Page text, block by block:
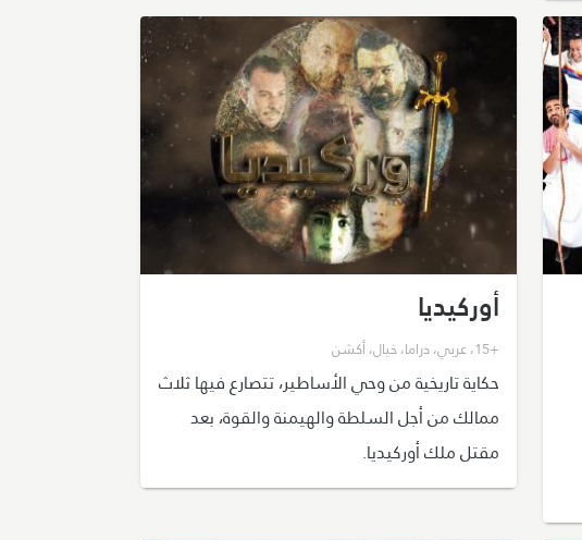
أوركيديا
+15 ،عربي،دراما،خيال،أكشن
حكاية تاريخية من وحي الأساطير، تتصارع فيها ثلاث
ممالك من أجل السلطة والهيمنة والقوة، بعد
مقتل ملك أوركيديا.